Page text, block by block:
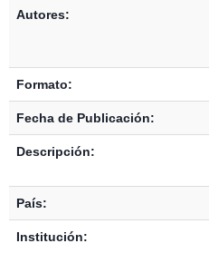
Autores:
Formato:
Fecha de Publicación:
Descripción:
País:
Institución: